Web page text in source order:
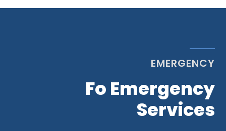
EMERGENCY
Fo Emergency
Services